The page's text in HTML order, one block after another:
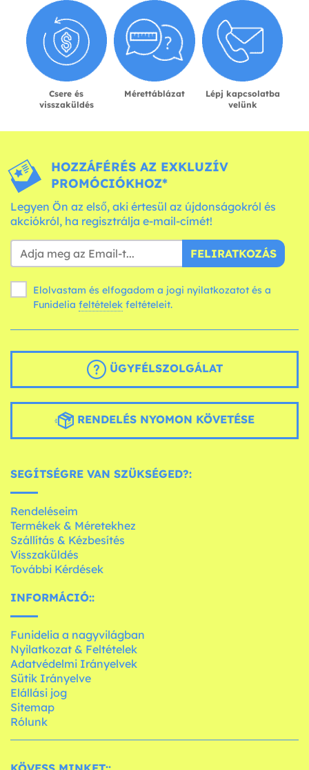
Csere és
visszaküldés
Mérettáblázat
Lépj kapcsolatba
velünk
HOZZÁFÉRÉS AZ EXKLUZÍV
PROMÓCIÓKHOZ*
Legyen Ön az első, aki értesül az újdonságokról és
akciókról, ha regisztrálja e-mail-címét!
FELIRATKOZÁS
Elolvastam és elfogadom a jogi nyilatkozatot és a
Funidelia feltételek feltételeit.
ÜGYFÉLSZOLGÁLAT
RENDELÉS NYOMON KÖVETÉSE
SEGÍTSÉGRE VAN SZÜKSÉGED?:
Rendeléseim
Termékek & Méretekhez
Szállítás & Kézbesítés
Visszaküldés
További Kérdések
INFORMÁCIÓ::
Funidelia a nagyvilágban
Nyilatkozat & Feltételek
Adatvédelmi Irányelvek
Sütik Irányelve
Elállási jog
Sitemap
Rólunk